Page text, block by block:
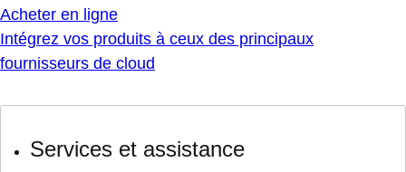
Acheter en ligne
Intégrez vos produits à ceux des principaux
fournisseurs de cloud
Services et assistance